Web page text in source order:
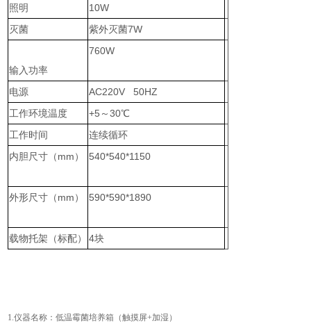
照明
10W
灭菌
紫外灭菌7W
输入功率
760W
电源
AC220V 50HZ
工作环境温度
+5～30℃
工作时间
连续循环
内胆尺寸（mm）
540*540*1150
外形尺寸（mm） 590*590*1890
载物托架（标配） 4块
1.仪器名称：低温霉菌培养箱（触摸屏+加湿）